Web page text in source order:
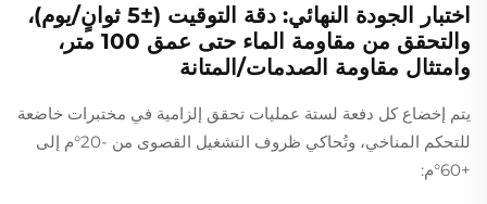
اختبار الجودة النهائي: دقة التوقيت (±5 ثوانٍ/يوم)،
والتحقق من مقاومة الماء حتى عمق 100 متر،
وامتثال مقاومة الصدمات/المتانة
يتم إخضاع كل دفعة لستة عمليات تحقق إلزامية في مختبرات خاضعة
للتحكم المناخي، وتُحاكي ظروف التشغيل القصوى من -20°م إلى
+60°م: